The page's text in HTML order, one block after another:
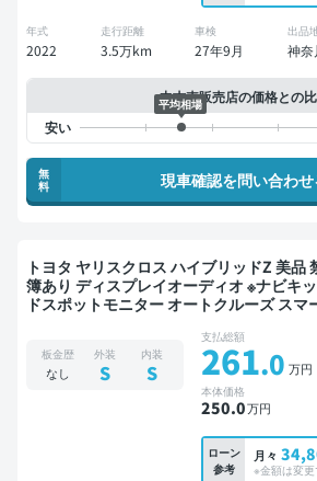
年式
2022
走行距離
3.5万km
車検
27年9月
出品
神奈
中古車販売店の価格との
平均相場
無
料
現車確認を問い合わせ
トヨタ ヤリスクロス ハイブリッドZ 美品 禁煙車 整備記録
簿あり ディスプレイオーディオ ※ナビキ
ドスポットモニター オートクルーズ スマ
板金歴
なし
外装
S
内装
S
支払総額
261.0 万円
本体価格
250.0万円
ローン
参考
月々
※金額は変更